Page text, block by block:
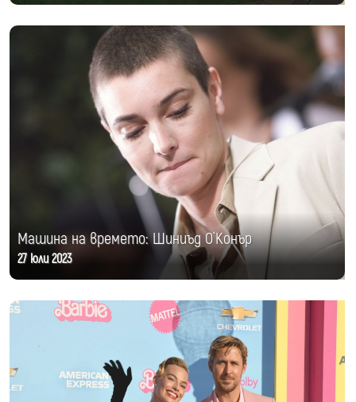
Машина на времето: Шиниъд О`Конър
27 юли 2023